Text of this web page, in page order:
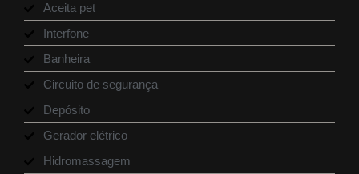
Aceita pet
Interfone
Banheira
Circuito de segurança
Depósito
Gerador elétrico
Hidromassagem